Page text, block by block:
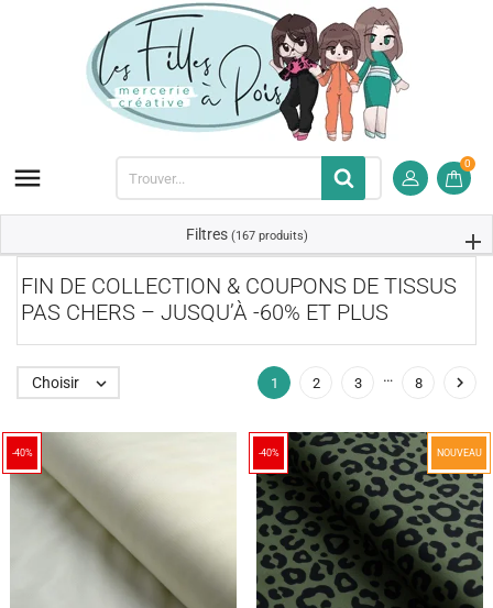
 0
Filtres (167 produits)
FIN DE COLLECTION & COUPONS DE TISSUS
PAS CHERS – JUSQU’À -60% ET PLUS
Choisir  1 2 3 … 8 
-40% -40% NOUVEAU